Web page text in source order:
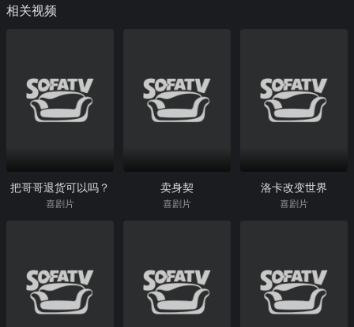
相关视频
把哥哥退货可以吗？
喜剧片
卖身契
喜剧片
洛卡改变世界
喜剧片